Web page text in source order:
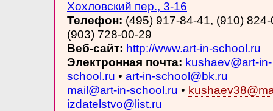
Хохловский пер., 3-16
Телефон: (495) 917-84-41, (910)
(903) 728-00-29
Веб-сайт: http://www.art-in-school.ru
Электронная почта: kushaev@art-in-
school.ru • art-in-school@bk.ru
mail@art-in-school.ru •
izdatelstvo@list.ru